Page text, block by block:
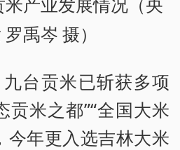
产业发展情况（央
禹岑 摄）
台贡米已斩获多项
贡米之都”“全国大米
今年更入选吉林大米